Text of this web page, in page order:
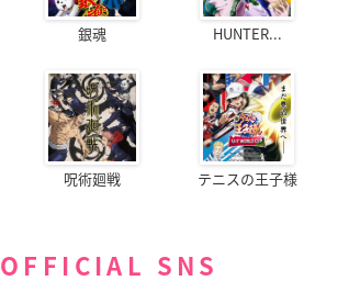
銀魂 HUNTER...
呪術廻戦 テニスの王子様
OFFICIAL SNS